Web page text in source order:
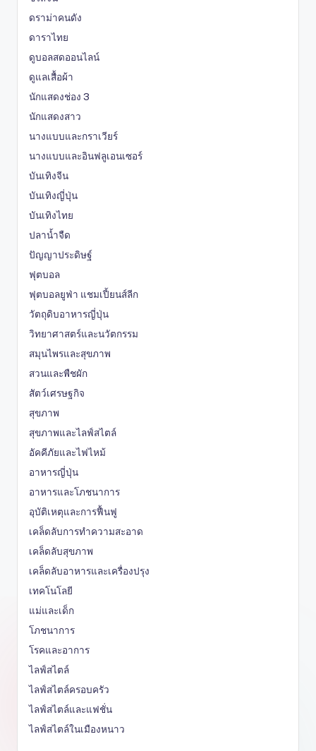
ดราม่าคนดัง
ดาราไทย
ดูบอลสดออนไลน์
ดูแลเสื้อผ้า
นักแสดงช่อง 3
นักแสดงสาว
นางแบบและกราเวียร์
นางแบบและอินฟลูเอนเซอร์
บันเทิงจีน
บันเทิงญี่ปุ่น
บันเทิงไทย
ปลาน้ำจืด
ปัญญาประดิษฐ์
ฟุตบอล
ฟุตบอลยูฟ่า แชมเปี้ยนส์ลีก
วัตถุดิบอาหารญี่ปุ่น
วิทยาศาสตร์และนวัตกรรม
สมุนไพรและสุขภาพ
สวนและพืชผัก
สัตว์เศรษฐกิจ
สุขภาพ
สุขภาพและไลฟ์สไตล์
อัคคีภัยและไฟไหม้
อาหารญี่ปุ่น
อาหารและโภชนาการ
อุบัติเหตุและการฟื้นฟู
เคล็ดลับการทำความสะอาด
เคล็ดลับสุขภาพ
เคล็ดลับอาหารและเครื่องปรุง
เทคโนโลยี
แม่และเด็ก
โภชนาการ
โรคและอาการ
ไลฟ์สไตล์
ไลฟ์สไตล์ครอบครัว
ไลฟ์สไตล์และแฟชั่น
ไลฟ์สไตล์ในเมืองหนาว